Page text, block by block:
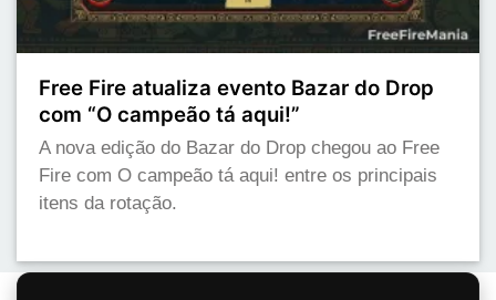
Free Fire atualiza evento Bazar do Drop
com “O campeão tá aqui!”
A nova edição do Bazar do Drop chegou ao Free
Fire com O campeão tá aqui! entre os principais
itens da rotação.